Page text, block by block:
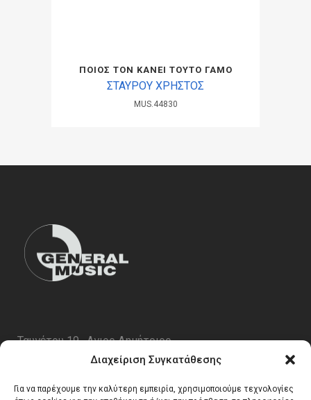
Διαχείριση Συγκατάθεσης
Για να παρέχουμε την καλύτερη εμπειρία, χρησιμοποιούμε τεχνολογίες
ΠΟΙΟΣ ΤΟΝ ΚΑΝΕΙ ΤΟΥΤΟ ΓΑΜΟ
ΣΤΑΥΡΟΥ ΧΡΗΣΤΟΣ
MUS.44830
Ταυγέτου 19 , Αγιος Δημήτριος
email:info@generalmusic.gr